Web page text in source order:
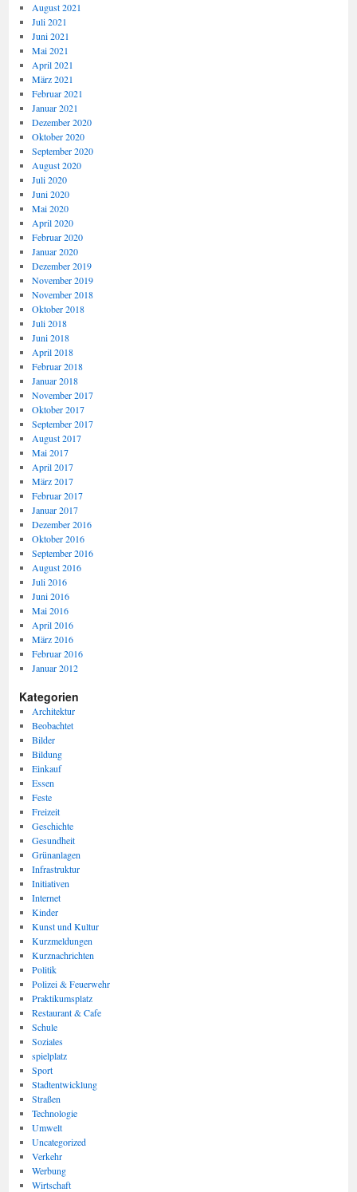
August 2021
Juli 2021
Juni 2021
Mai 2021
April 2021
März 2021
Februar 2021
Januar 2021
Dezember 2020
Oktober 2020
September 2020
August 2020
Juli 2020
Juni 2020
Mai 2020
April 2020
Februar 2020
Januar 2020
Dezember 2019
November 2019
November 2018
Oktober 2018
Juli 2018
Juni 2018
April 2018
Februar 2018
Januar 2018
November 2017
Oktober 2017
September 2017
August 2017
Mai 2017
April 2017
März 2017
Februar 2017
Januar 2017
Dezember 2016
Oktober 2016
September 2016
August 2016
Juli 2016
Juni 2016
Mai 2016
April 2016
März 2016
Februar 2016
Januar 2012
Kategorien
Architektur
Beobachtet
Bilder
Bildung
Einkauf
Essen
Feste
Freizeit
Geschichte
Gesundheit
Grünanlagen
Infrastruktur
Initiativen
Internet
Kinder
Kunst und Kultur
Kurzmeldungen
Kurznachrichten
Politik
Polizei & Feuerwehr
Praktikumsplatz
Restaurant & Cafe
Schule
Soziales
spielplatz
Sport
Stadtentwicklung
Straßen
Technologie
Umwelt
Uncategorized
Verkehr
Werbung
Wirtschaft